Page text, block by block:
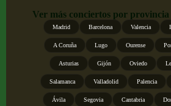
Ver más conciertos por provincia
Madrid Barcelona Valencia
A Coruña Lugo Ourense
Asturias Gijón Oviedo
Salamanca Valladolid Palencia
Ávila Segovia Cantabria